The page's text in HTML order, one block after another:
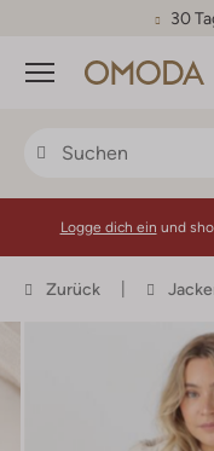
30
Menü
Logge dich ein und
Zurück